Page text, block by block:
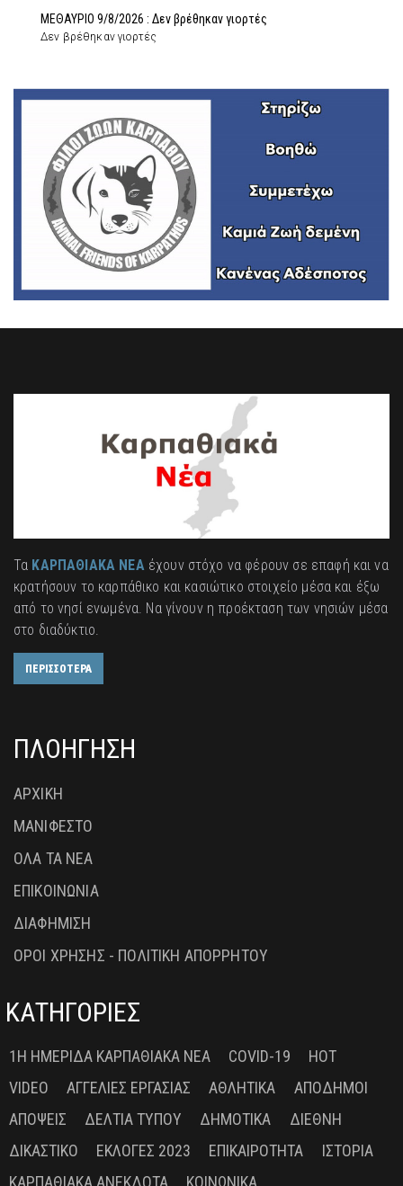
ΜΕΘΑΥΡΙΟ 9/8/2026 : Δεν βρέθηκαν γιορτές
Δεν βρέθηκαν γιορτές
Τα ΚΑΡΠΑΘΙΑΚΑ ΝΕΑέχουν στόχο να φέρουν σε επαφή και να
κρατήσουν το καρπάθικο και κασιώτικο στοιχείο μέσα και έξω
από το νησί ενωμένα. Να γίνουν η προέκταση των νησιών μέσα
στο διαδύκτιο.
ΠΕΡΙΣΣΟΤΕΡΑ
ΠΛΟΗΓΗΣΗ
ΑΡΧΙΚΗ
ΜΑΝΙΦΕΣΤΟ
ΟΛΑ ΤΑ ΝΕΑ
ΕΠΙΚΟΙΝΩΝΙΑ
ΔΙΑΦΗΜΙΣΗ
ΟΡΟΙ ΧΡΗΣΗΣ - ΠΟΛΙΤΙΚΗ ΑΠΟΡΡΗΤΟΥ
ΚΑΤΗΓΟΡΙΕΣ
1Η ΗΜΕΡΊΔΑ ΚΑΡΠΑΘΙΑΚΆ ΝΈΑ COVID-19
HOT
VIDEO
ΑΓΓΕΛΊΕΣ ΕΡΓΑΣΊΑΣ ΑΘΛΗΤΙΚΆ
ΑΠΌΔΗΜΟΙ
ΑΠΌΨΕΙΣ
ΔΕΛΤΊΑ ΤΎΠΟΥ ΔΗΜΟΤΙΚΆ
ΔΙΕΘΝΉ
ΔΙΚΑΣΤΙΚΌ
ΕΚΛΟΓΈΣ 2023 ΕΠΙΚΑΙΡΌΤΗΤΑ
ΙΣΤΟΡΊΑ